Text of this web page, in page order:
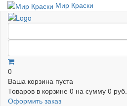
Мир Краски
0
Ваша корзина пуста
Товаров в корзине 0 на сумму 0 руб.
Оформить заказ